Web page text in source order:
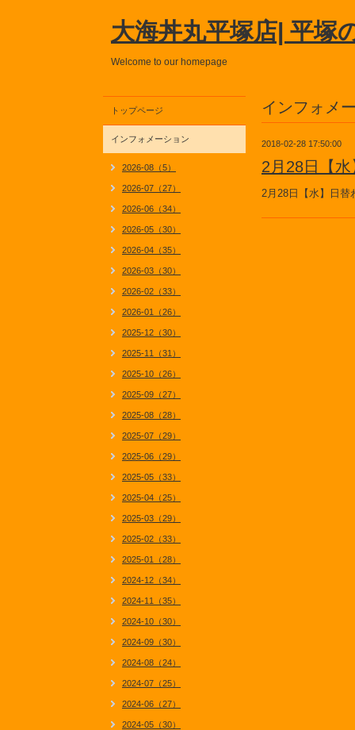
大海丼丸平塚店| 平塚
Welcome to our homepage
インフォメ
2018-02-28 17:50:00
2月28日【
2月28日【水】日替
トップページ
インフォメーション
2026-08（5）
2026-07（27）
2026-06（34）
2026-05（30）
2026-04（35）
2026-03（30）
2026-02（33）
2026-01（26）
2025-12（30）
2025-11（31）
2025-10（26）
2025-09（27）
2025-08（28）
2025-07（29）
2025-06（29）
2025-05（33）
2025-04（25）
2025-03（29）
2025-02（33）
2025-01（28）
2024-12（34）
2024-11（35）
2024-10（30）
2024-09（30）
2024-08（24）
2024-07（25）
2024-06（27）
2024-05（30）